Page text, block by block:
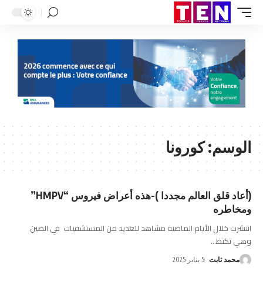
الوسم:كورونا
(أعاد قلق العالم مجددا )-هذه أعراض فيروس “HMPV”
ومخاطره
انتشرت خلال الأيام الماضية مشاهد للعديد من المستشفيات في الصين
وهي تكتظ…
محمد ثابت 5 يناير 2025